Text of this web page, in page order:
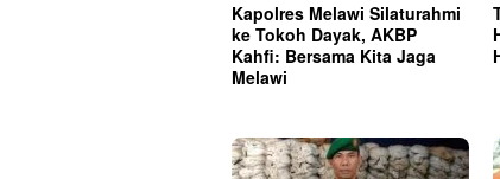
Kapolres Melawi Silaturahmi
ke Tokoh Dayak, AKBP
Kahfi: Bersama Kita Jaga
Melawi